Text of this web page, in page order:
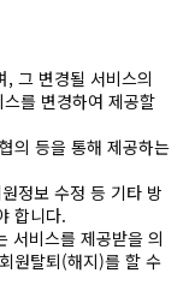
그 변경될 서비스의
를 변경하여 제공할
의 등을 통해 제공하는
정보 수정 등 기타 방
합니다.
서비스를 제공받을 의
원탈퇴(해지)를 할 수